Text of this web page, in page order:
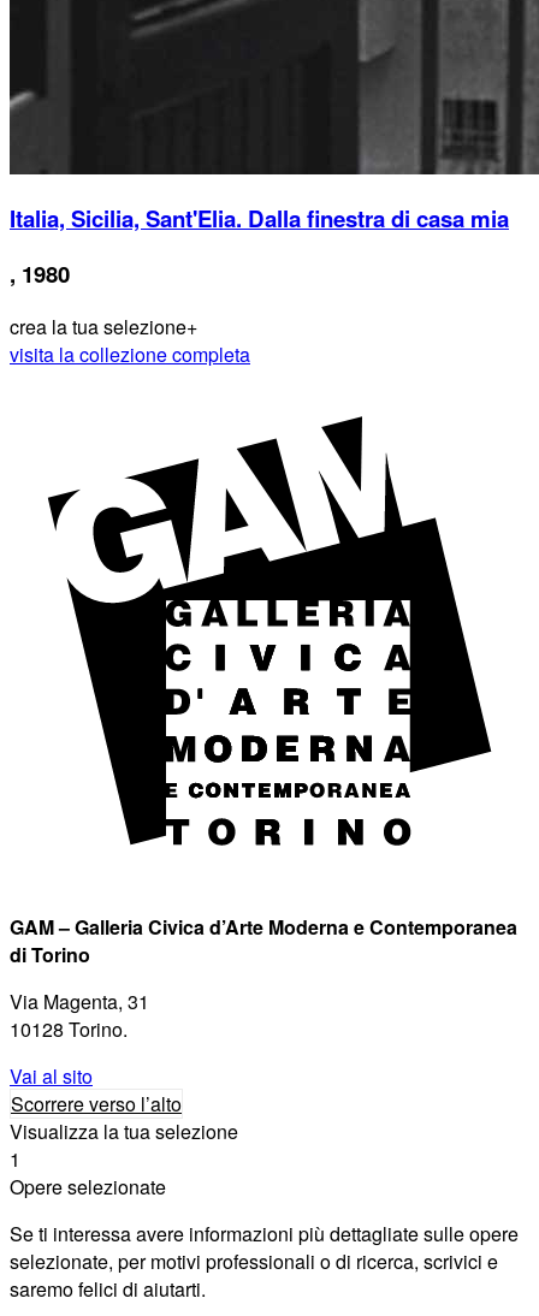
Italia, Sicilia, Sant'Elia. Dalla finestra di casa mia
, 1980
crea la tua selezione+
visita la collezione completa
GAM – Galleria Civica d’Arte Moderna e Contemporanea
di Torino
Via Magenta, 31
10128 Torino.
Vai al sito
Scorrere verso l’alto
Visualizza la tua selezione
1
Opere selezionate
Se ti interessa avere informazioni più dettagliate sulle opere
selezionate, per motivi professionali o di ricerca, scrivici e
saremo felici di aiutarti.